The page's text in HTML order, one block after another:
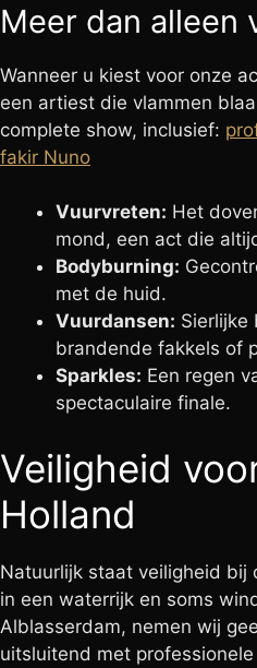
Meer dan alleen
Wanneer u kiest voor onze
een artiest die vlammen
complete show, inclusief:
fakir Nuno
Vuurvreten: Het
mond, een act die
Bodyburning:
met de huid.
Vuurdansen: Sierlijke
brandende fakkels of
Sparkles: Een regen
spectaculaire finale.
Veiligheid
Holland
Natuurlijk staat veiligheid bij
in een waterrijk en soms
Alblasserdam, nemen wij
uitsluitend met